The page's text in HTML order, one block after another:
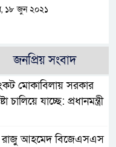
১৮ জুন ২০২১
জনপ্রিয় সংবাদ
মোকাবিলায় সরকার
চালিয়ে যাচ্ছে: প্রধানমন্ত্রী
রাজু আহমেদ বিজেএসএস